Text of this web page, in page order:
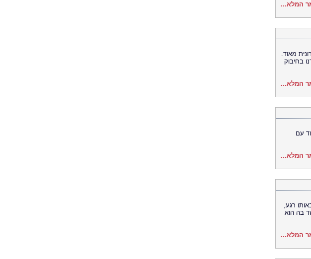
המלא...
מאוד.
בחיבוק
המלא...
עם
המלא...
רגע,
בה הוא
המלא...